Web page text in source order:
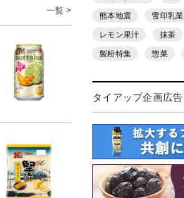
一覧 > 熊本地震 雪印乳業
レモン果汁 抹茶
製粉特集 惣菜
タイアップ企画広告